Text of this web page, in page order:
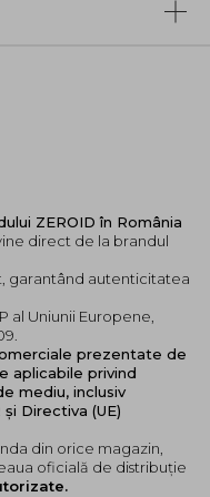
ZEROID în România
direct de la brandul
garantând autenticitatea
al Uniunii Europene,
prezentate de
aplicabile privind
mediu, inclusiv
Directiva (UE)
din orice magazin,
oficială de distribuție